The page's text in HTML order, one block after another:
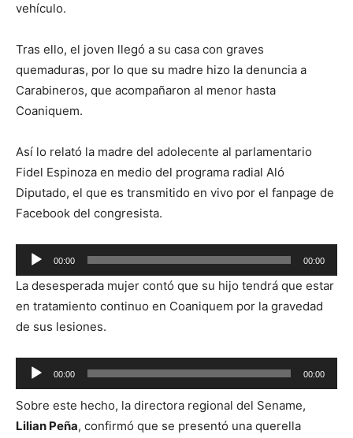
vehículo.
Tras ello, el joven llegó a su casa con graves
quemaduras, por lo que su madre hizo la denuncia a
Carabineros, que acompañaron al menor hasta
Coaniquem.
Así lo relató la madre del adolecente al parlamentario
Fidel Espinoza en medio del programa radial Aló
Diputado, el que es transmitido en vivo por el fanpage de
Facebook del congresista.
Reproductor
de
audio
00:00 00:00
La desesperada mujer contó que su hijo tendrá que estar
en tratamiento continuo en Coaniquem por la gravedad
de sus lesiones.
Reproductor
de
audio
00:00 00:00
Sobre este hecho, la directora regional del Sename,
Lilian Peña, confirmó que se presentó una querella